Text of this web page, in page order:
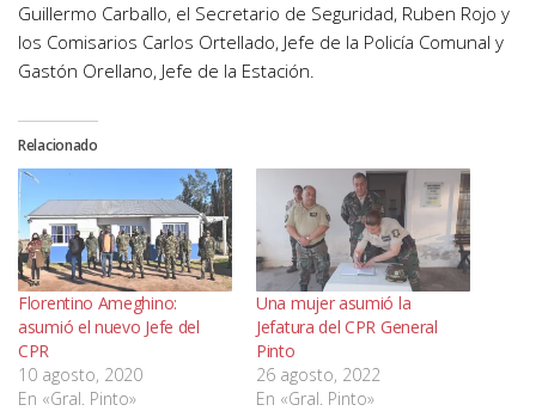
Guillermo Carballo, el Secretario de Seguridad, Ruben Rojo y
los Comisarios Carlos Ortellado, Jefe de la Policía Comunal y
Gastón Orellano, Jefe de la Estación.
Relacionado
Florentino Ameghino:
asumió el nuevo Jefe del
CPR
10 agosto, 2020
En «Gral. Pinto»
Una mujer asumió la
Jefatura del CPR General
Pinto
26 agosto, 2022
En «Gral. Pinto»